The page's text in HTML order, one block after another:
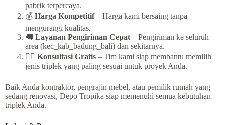
pabrik terpercaya.
💰 Harga Kompetitif– Harga kami bersaing tanpa
mengurangi kualitas.
🚚 Layanan Pengiriman Cepat – Pengiriman ke seluruh
area (kec_kab_badung_bali) dan sekitarnya.
👷‍♂️ Konsultasi Gratis – Tim kami siap membantu memilih
jenis triplek yang paling sesuai untuk proyek Anda.
Baik Anda kontraktor, pengrajin mebel, atau pemilik rumah yang
sedang renovasi, Depo Tropika siap memenuhi semua kebutuhan
triplek Anda.